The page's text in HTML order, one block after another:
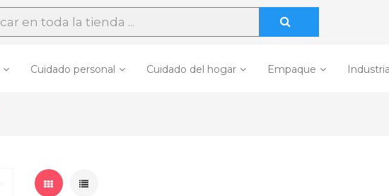
Cuidado personal Cuidado del hogar Empaque